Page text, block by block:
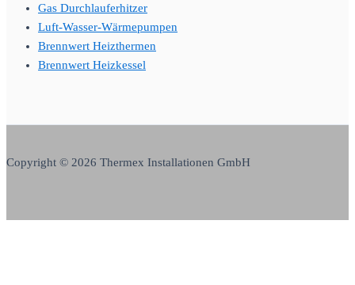
Gas Durchlauferhitzer
Luft-Wasser-Wärmepumpen
Brennwert Heizthermen
Brennwert Heizkessel
Copyright © 2026 Thermex Installationen GmbH